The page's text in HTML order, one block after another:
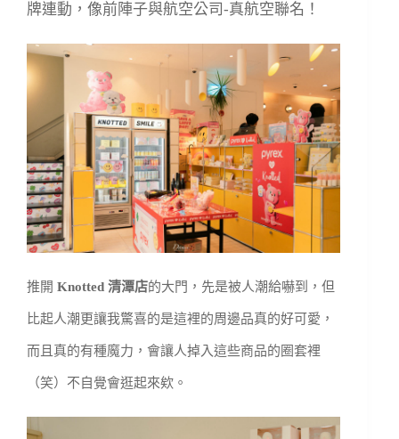
牌連動，像前陣子與航空公司-真航空聯名！
推開 Knotted 清潭店的大門，先是被人潮給嚇到，但
比起人潮更讓我驚喜的是這裡的周邊品真的好可愛，
而且真的有種魔力，會讓人掉入這些商品的圈套裡
（笑）不自覺會逛起來欸。